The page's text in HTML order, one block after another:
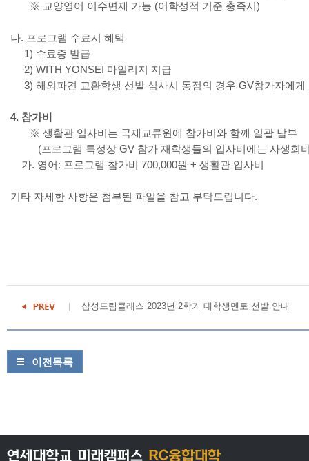
※ 교양영어 이수면제 가능 (어학성적 기준 충족시)
나. 프로그램 수료시 혜택
1) 수료증 발급
2) WITH YONSEI 마일리지 지급
3) 해외파견 교환학생 선발 심사시 동점의 경우 GV참가자에
4. 참가비
※ 생활관 입사비는 국제교류원에 참가비와 함께 일괄 납부
(프로그램 특성상 GV 참가 재학생들의 입사비에는 사생회
가. 영어: 프로그램 참가비 700,000원 + 생활관 입사비
기타 자세한 사항은 첨부된 파일을 참고 부탁드립니다.
삼성드림클래스 2023년 2학기 대학생멘토 선발 안내
이전목록